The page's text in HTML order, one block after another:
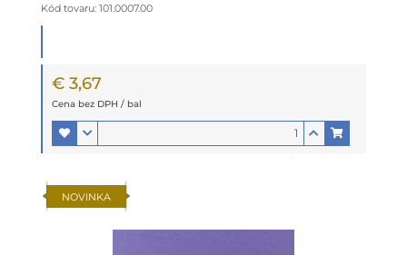
Kód tovaru: 101.0007.00
€ 3,67
Cena bez DPH / bal
NOVINKA